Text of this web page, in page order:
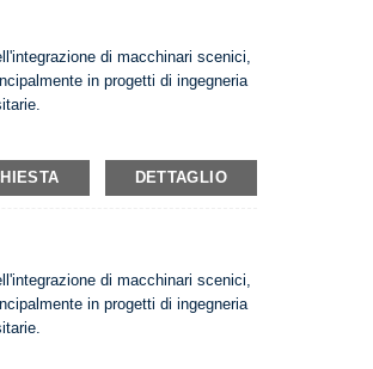
di macchinari scenici,
in progetti di ingegneria
DETTAGLIO
di macchinari scenici,
in progetti di ingegneria